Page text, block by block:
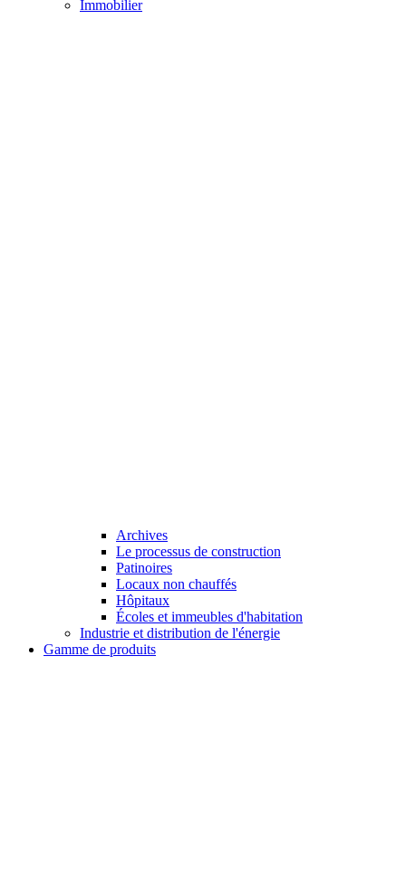
Immobilier
Archives
Le processus de construction
Patinoires
Locaux non chauffés
Hôpitaux
Écoles et immeubles d'habitation
Industrie et distribution de l'énergie
Gamme de produits